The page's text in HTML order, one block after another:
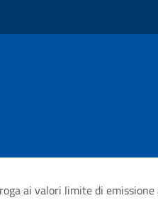
ai valori limite di